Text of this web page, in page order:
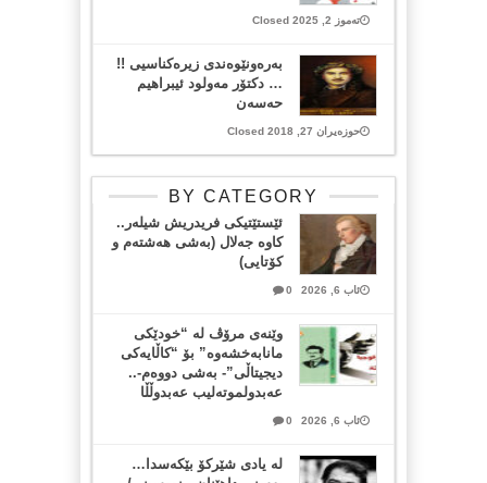
تەموز 2, 2025 Closed
بەرەونێوەندی زیرەکناسیی !!
… دکتۆر مەولود ئیبراهیم
حەسەن
حوزەیران 27, 2018 Closed
BY CATEGORY
ئێستێتیکی فریدریش شیلەر..
کاوە جەلال (بەشی هەشتەم و
کۆتایی)
ئاب 6, 2026 0
وێنەی مرۆڤ لە “خودێکی
مانابەخشەوە” بۆ “کاڵایەکی
دیجیتاڵی”- بەشی دووەم-..
عەبدولموتەلیب عەبدوڵڵا
ئاب 6, 2026 0
لە یادی شێرکۆ بێکەسدا…